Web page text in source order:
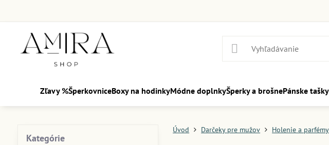
Zľavy %ŠperkovniceBoxy na hodinkyMódne doplnkyŠperky a brošnePánske
Úvod Darčeky pre mužov Holenie a parfémy
Kategórie